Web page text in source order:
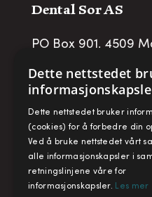
Dental Sor AS
PO Box 901, 4509
post@dentalsor.no
Org no:948 782 979
Telefon:
+47 38 27
Fax: + 47 38 27 88
Dette nettstedet
Dette nettstedet bruker
(cookies) for å forbedre din
Ved å bruke nettstedet vårt
alle informasjonskapsler i
retningslinjene våre for
informasjonskapsler. Les mer